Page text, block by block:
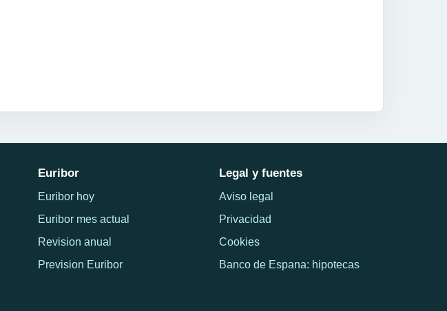
Euribor
Euribor hoy
Euribor mes actual
Revision anual
Prevision Euribor
Legal y fuentes
Aviso legal
Privacidad
Cookies
Banco de Espana: hipotecas